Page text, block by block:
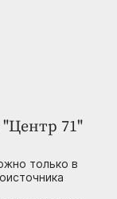
"Центр 71"
только в